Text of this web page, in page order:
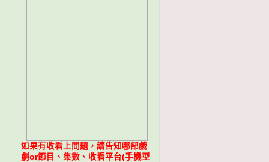
如果有收看上問題，請告知哪部戲
劇or節目、集數、收看平台(手機型